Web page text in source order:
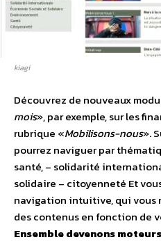
kiagi
Découvrez de nouveaux
mois», par exemple, sur les
rubrique «Mobilisons-nous».
pourrez naviguer par
santé, – solidarité
solidaire – citoyenneté Et
navigation intuitive, qui
des contenus en fonction de
Ensemble devenons